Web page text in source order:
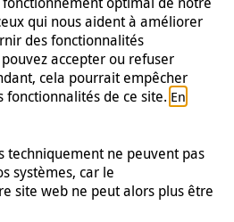
des données | Presse |
qui nous aident à améliorer
des fonctionnalités
accepter ou refuser
cela pourrait empêcher
fonctionnalités de ce site. En
techniquement ne peuvent pas
systèmes, car le
site web ne peut alors plus être